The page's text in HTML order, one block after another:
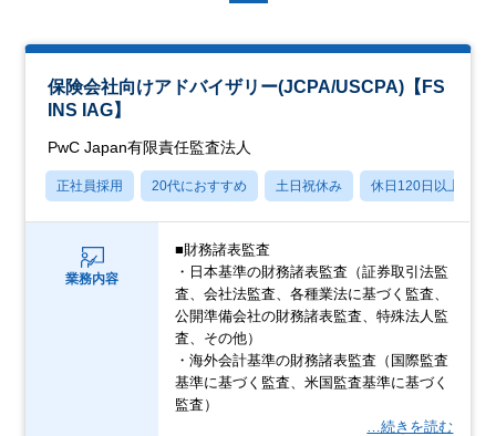
保険会社向けアドバイザリー(JCPA/USCPA)【FS
INS IAG】
PwC Japan有限責任監査法人
正社員採用 20代におすすめ 土日祝休み 休日120日以上
業務内容
■財務諸表監査
・日本基準の財務諸表監査（証券取引法監
査、会社法監査、各種業法に基づく監査、
公開準備会社の財務諸表監査、特殊法人監
査、その他）
・海外会計基準の財務諸表監査（国際監査
基準に基づく監査、米国監査基準に基づく
監査）
…続きを読む